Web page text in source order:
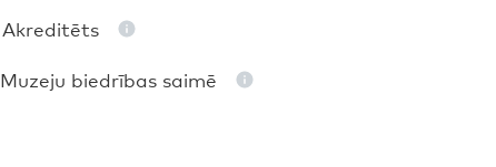
Akreditēts
Muzeju biedrības saimē